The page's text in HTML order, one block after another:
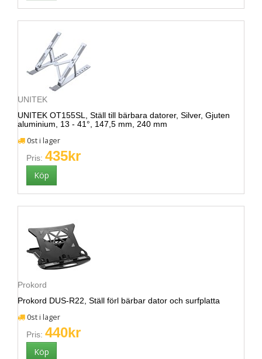
UNITEK
UNITEK OT155SL, Ställ till bärbara datorer, Silver, Gjuten
aluminium, 13 - 41°, 147,5 mm, 240 mm
0st i lager
Pris: 435kr
Prokord
Prokord DUS-R22, Ställ förl bärbar dator och surfplatta
0st i lager
Pris: 440kr